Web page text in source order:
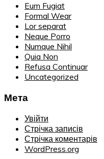
Eum Fugiat
Formal Wear
Lor separat
Neque Porro
Numque Nihil
Quia Non
Refusa Continuar
Uncategorized
Мета
Увійти
Стрічка записів
Стрічка коментарів
WordPress.org